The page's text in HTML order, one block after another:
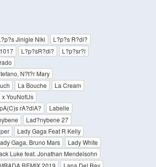
Jinlgle Niki
L?p?s R?di?
L?p?sR?di?
L?p?sr?l
N?t?r Mary
La Bouche
La Cream
x YouNotUs
rA?diA?
Labelle
Lad?nybene 27
Lady Gaga Feat R Kelly
Gaga, Bruno Mars
Lady White
Luke feat. Jonathan Mendelsohn
REMIX 2019
Lana Del Rey